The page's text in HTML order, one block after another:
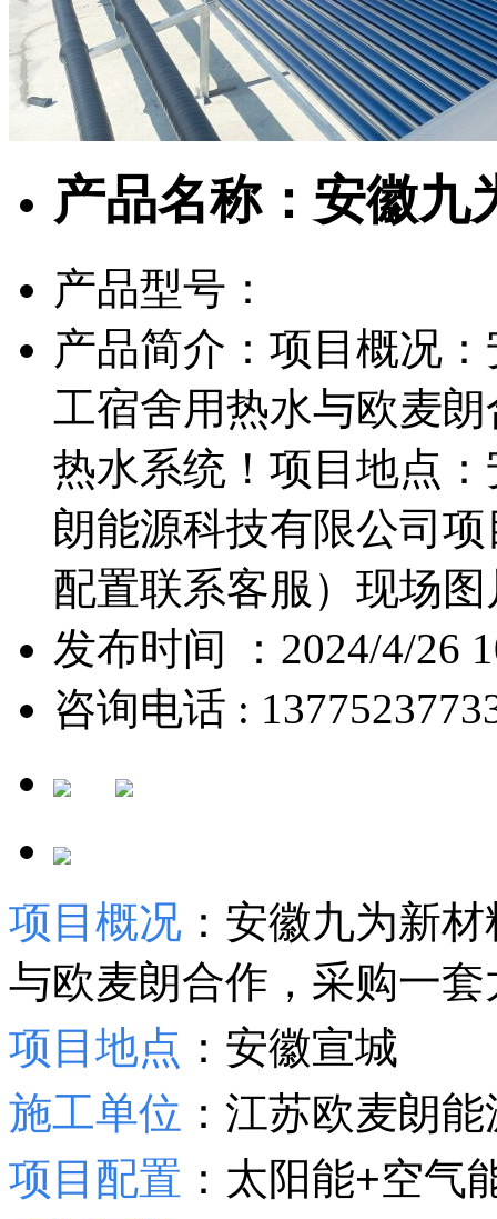
产品名称：安徽九
产品型号：
产品简介：项目概况
工宿舍用热水与欧麦
热水系统！项目地点
朗能源科技有限公司
配置联系客服）现场图
发布时间 ：2024/4/26
咨询电话 :
项目概况 ： 安徽九为新
与欧麦朗合作，采购一
项目地点 ：安徽宣城
施工单位 ：江苏欧麦朗
项目配置 ： 太阳能+空气